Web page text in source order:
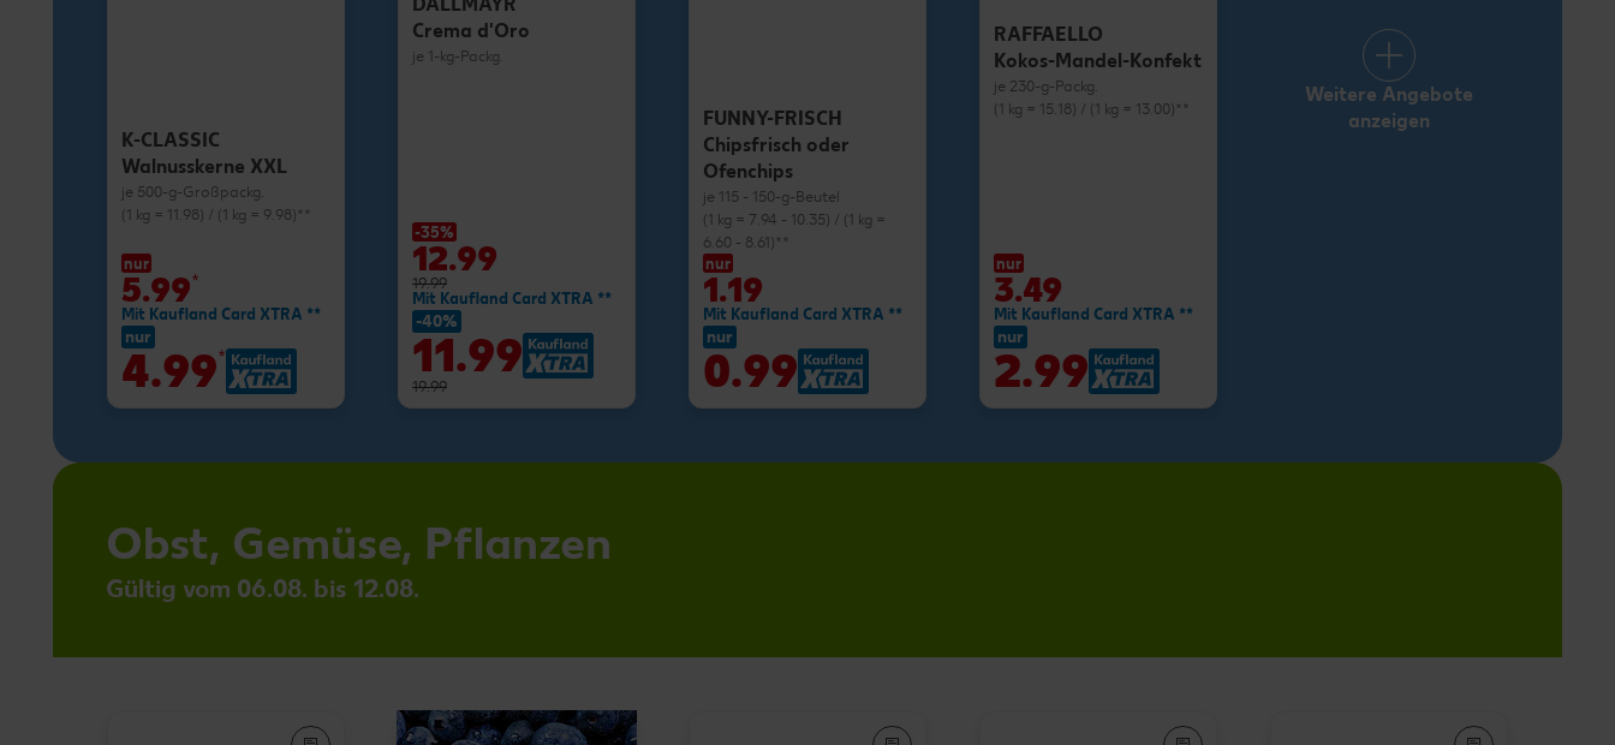
K-CLASSIC
Walnusskerne XXL
je 500-g-Großpackg.
(1 kg = 11.98) / (1 kg = 9.98)**
nur
5.99*
Mit Kaufland Card XTRA **
nur
4.99*
Crema d'Oro
je 1-kg-Packg.
-35%
12.99
19.99
Mit Kaufland Card XTRA **
-40%
11.99
19.99
FUNNY-FRISCH
Chipsfrisch oder
Ofenchips
je 115 - 150-g-Beutel
(1 kg = 7.94 - 10.35) / (1 kg =
6.60 - 8.61)**
nur
1.19
Mit Kaufland Card XTRA **
nur
0.99
RAFFAELLO
Kokos-Mandel-Konfekt
je 230-g-Packg.
(1 kg = 15.18) / (1 kg = 13.00)**
nur
3.49
Mit Kaufland Card XTRA **
nur
2.99
Weitere Angebote
anzeigen
Obst, Gemüse, Pflanzen
Gültig vom 06.08. bis 12.08.